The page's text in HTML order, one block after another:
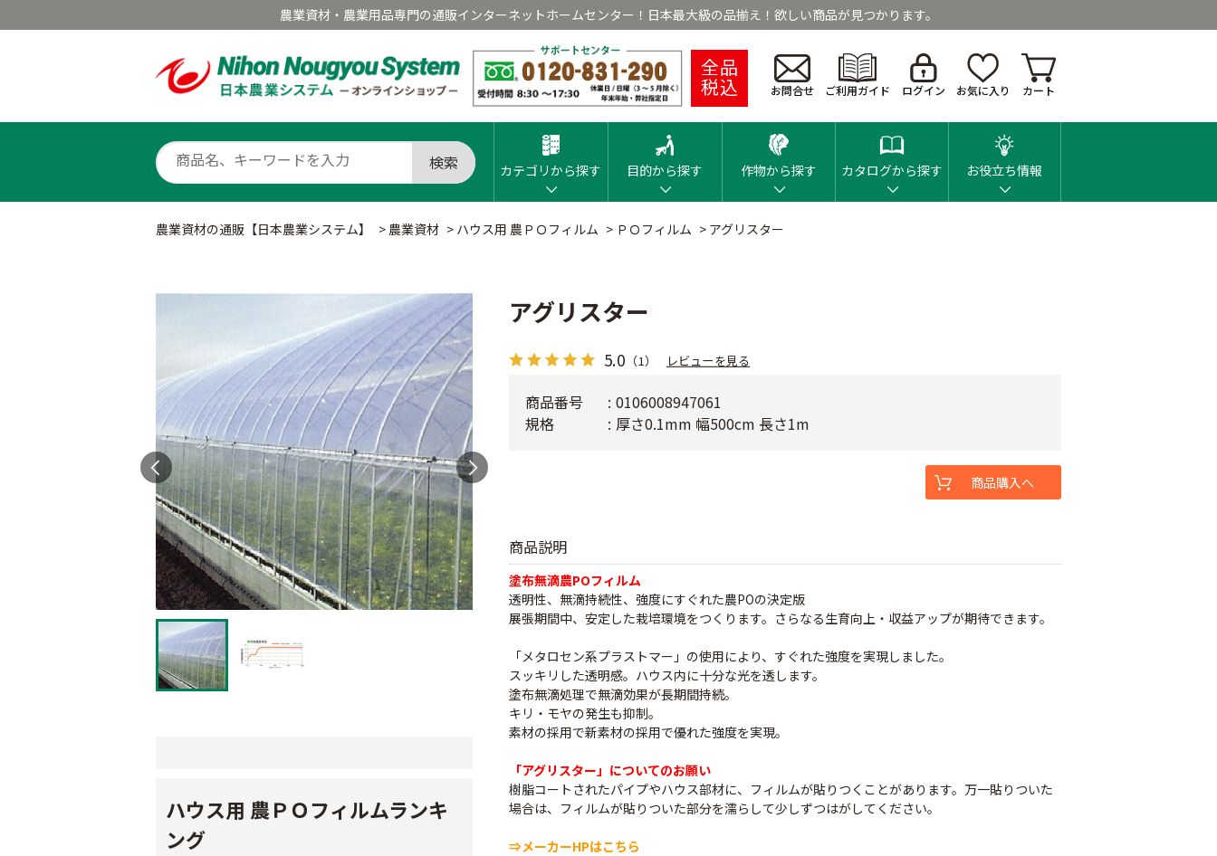
農業資材・農業用品専門の通販インターネットホームセンター！日本最大級の品揃え！欲しい商品が見つかります。
全品
税込 お問合せ ご利用ガイド ログイン お気に入り カート
検索 カテゴリから探す 目的から探す 作物から探す カタログから探す お役立ち情報
農業資材の通販【日本農業システム】 > 農業資材 > ハウス用 農ＰＯフィルム > ＰＯフィルム > アグリスター
ハウス用 農ＰＯフィルムランキ
ング
アグリスター
5.0 （1） レビューを見る
商品説明
塗布無滴農POフィルム
透明性、無滴持続性、強度にすぐれた農POの決定版
展張期間中、安定した栽培環境をつくります。さらなる生育向上・収益アップが期待できます。
「メタロセン系プラストマー」の使用により、すぐれた強度を実現しました。
スッキリした透明感。ハウス内に十分な光を透します。
塗布無滴処理で無滴効果が長期間持続。
キリ・モヤの発生も抑制。
素材の採用で新素材の採用で優れた強度を実現。
「アグリスター」についてのお願い
樹脂コートされたパイプやハウス部材に、フィルムが貼りつくことがあります。万一貼りついた
場合は、フィルムが貼りついた部分を濡らして少しずつはがしてください。
⇒メーカーHPはこちら
商品番号
0106008947061
規格
厚さ0.1mm 幅500cm 長さ1m
商品購入へ